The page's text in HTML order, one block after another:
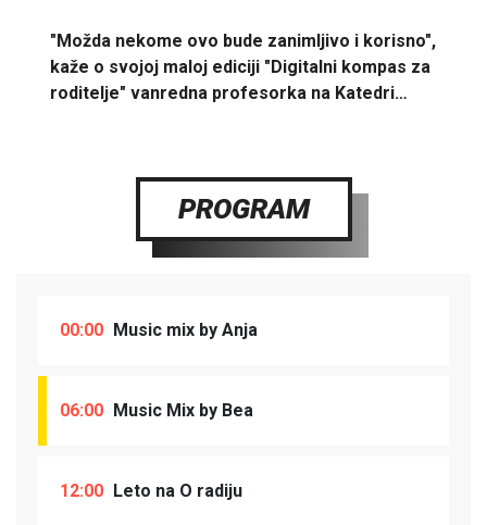
"Možda nekome ovo bude zanimljivo i korisno",
kaže o svojoj maloj ediciji "Digitalni kompas za
roditelje" vanredna profesorka na Katedri…
PROGRAM
00:00 Music mix by Anja
06:00 Music Mix by Bea
12:00 Leto na O radiju